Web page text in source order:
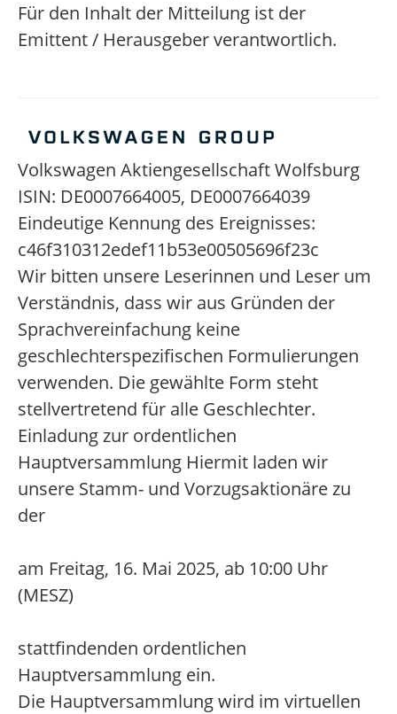
Für den Inhalt der Mitteilung ist der
Emittent / Herausgeber verantwortlich.
Volkswagen Aktiengesellschaft Wolfsburg
ISIN: DE0007664005, DE0007664039
Eindeutige Kennung des Ereignisses:
c46f310312edef11b53e00505696f23c
Wir bitten unsere Leserinnen und Leser um
Verständnis, dass wir aus Gründen der
Sprachvereinfachung keine
geschlechterspezifischen Formulierungen
verwenden. Die gewählte Form steht
stellvertretend für alle Geschlechter.
Einladung zur ordentlichen
Hauptversammlung Hiermit laden wir
unsere Stamm- und Vorzugsaktionäre zu
der
am Freitag, 16. Mai 2025, ab 10:00 Uhr
(MESZ)
stattfindenden ordentlichen
Hauptversammlung ein.
Die Hauptversammlung wird im virtuellen